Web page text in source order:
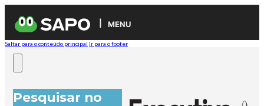
MENU
Saltar para o conteúdo principal Ir para o footer
Pesquisar no